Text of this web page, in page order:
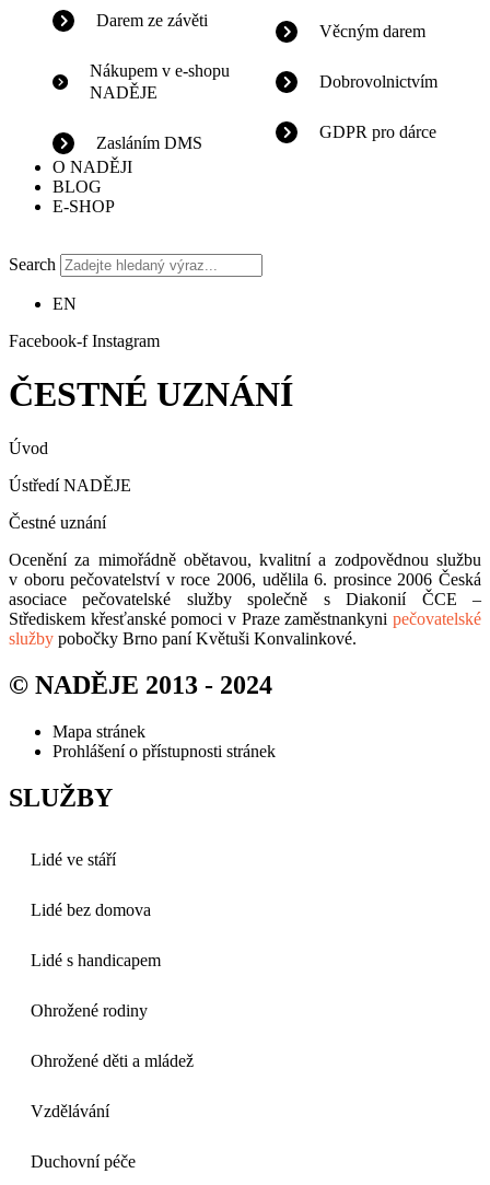
Darem ze závěti
Nákupem v e-shopu
NADĚJE
Zasláním DMS
Věcným darem
Dobrovolnictvím
GDPR pro dárce
O NADĚJI
BLOG
E-SHOP
Search
EN
Facebook-f Instagram
ČESTNÉ UZNÁNÍ
Úvod
Ústředí NADĚJE
Čestné uznání
Ocenění za mimořádně obětavou, kvalitní a zodpovědnou službu
v oboru pečovatelství v roce 2006, udělila 6. prosince 2006 Česká
asociace pečovatelské služby společně s Diakonií ČCE –
Střediskem křesťanské pomoci v Praze zaměstnankyni pečovatelské
služby pobočky Brno paní Květuši Konvalinkové.
© NADĚJE 2013 - 2024
Mapa stránek
Prohlášení o přístupnosti stránek
SLUŽBY
Lidé ve stáří
Lidé bez domova
Lidé s handicapem
Ohrožené rodiny
Ohrožené děti a mládež
Vzdělávání
Duchovní péče